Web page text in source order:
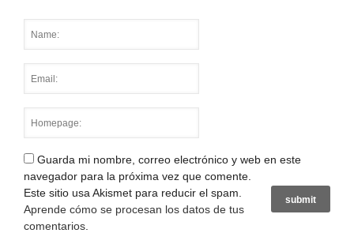
Guarda mi nombre, correo electrónico y web en este
navegador para la próxima vez que comente.
Este sitio usa Akismet para reducir el spam.
Aprende cómo se procesan los datos de tus
comentarios